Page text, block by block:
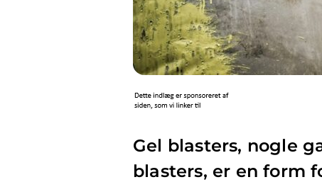
Gel blasters, nogle
blasters, er en form